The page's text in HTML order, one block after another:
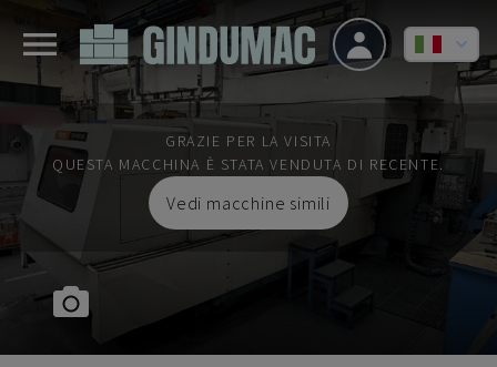
GRAZIE PER LA VISITA
QUESTA MACCHINA È STATA VENDUTA DI RECENTE.
Vedi macchine simili